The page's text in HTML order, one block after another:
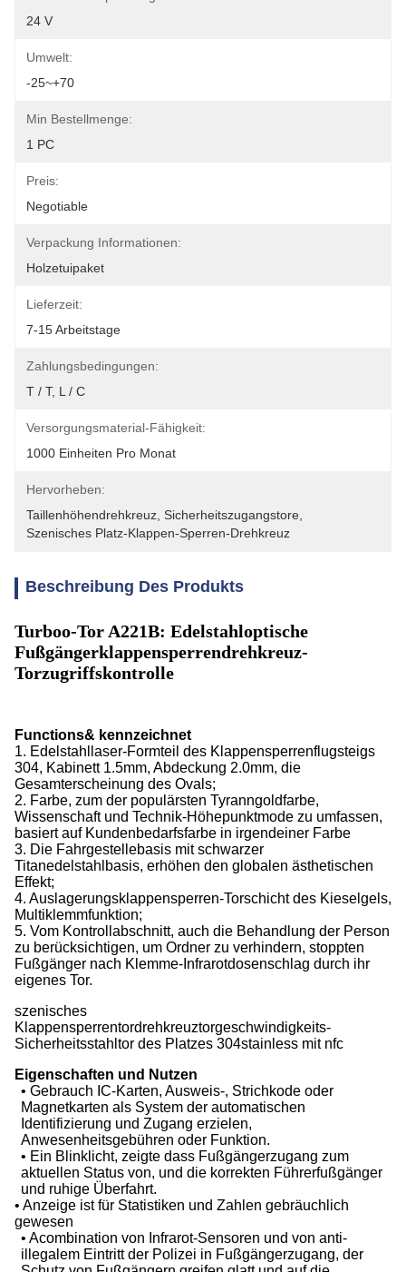
24 V
Umwelt:
-25~+70
Min Bestellmenge:
1 PC
Preis:
Negotiable
Verpackung Informationen:
Holzetuipaket
Lieferzeit:
7-15 Arbeitstage
Zahlungsbedingungen:
T / T, L / C
Versorgungsmaterial-Fähigkeit:
1000 Einheiten Pro Monat
Hervorheben:
Taillenhöhendrehkreuz Sicherheitszugangstore
Szenisches Platz-Klappen-Sperren-Drehkreuz
Beschreibung Des Produkts
Turboo-Tor A221B: Edelstahloptische
Fußgängerklappensperrendrehkreuz-
Torzugriffskontrolle
Functions& kennzeichnet
1. Edelstahllaser-Formteil des Klappensperrenflugsteigs
304, Kabinett 1.5mm, Abdeckung 2.0mm, die
Gesamterscheinung des Ovals;
2. Farbe, zum der populärsten Tyranngoldfarbe,
Wissenschaft und Technik-Höhepunktmode zu umfassen,
basiert auf Kundenbedarfsfarbe in irgendeiner Farbe
3. Die Fahrgestellebasis mit schwarzer
Titanedelstahlbasis, erhöhen den globalen ästhetischen
Effekt;
4. Auslagerungsklappensperren-Torschicht des Kieselgels,
Multiklemmfunktion;
5. Vom Kontrollabschnitt, auch die Behandlung der Person
zu berücksichtigen, um Ordner zu verhindern, stoppten
Fußgänger nach Klemme-Infrarotdosenschlag durch ihr
eigenes Tor.
szenisches
Klappensperrentordrehkreuztorgeschwindigkeits-
Sicherheitsstahltor des Platzes 304stainless mit nfc
Eigenschaften und Nutzen
• Gebrauch IC-Karten, Ausweis-, Strichkode oder
Magnetkarten als System der automatischen
Identifizierung und Zugang erzielen,
Anwesenheitsgebühren oder Funktion.
• Ein Blinklicht, zeigte dass Fußgängerzugang zum
aktuellen Status von, und die korrekten Führerfußgänger
und ruhige Überfahrt.
• Anzeige ist für Statistiken und Zahlen gebräuchlich
gewesen
• Acombination von Infrarot-Sensoren und von anti-
illegalem Eintritt der Polizei in Fußgängerzugang, der